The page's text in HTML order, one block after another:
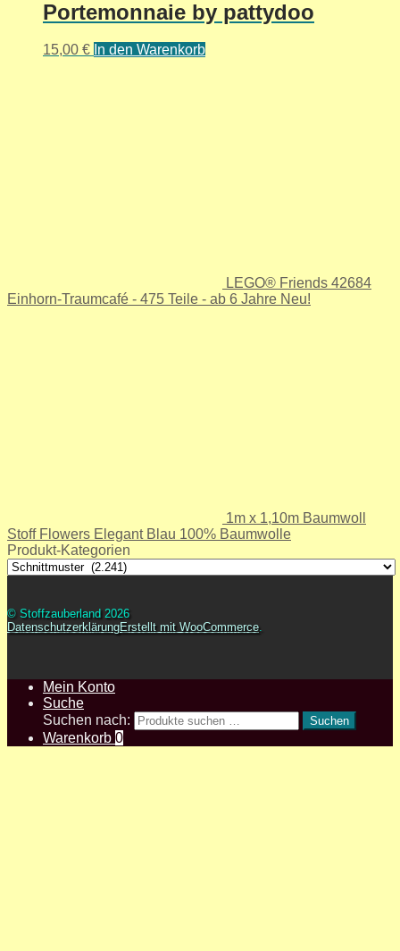
Portemonnaie by pattydoo
15,00 € In den Warenkorb
LEGO® Friends 42684
Einhorn-Traumcafé - 475 Teile - ab 6 Jahre Neu!
1m x 1,10m Baumwoll
Stoff Flowers Elegant Blau 100% Baumwolle
Produkt-Kategorien
© Stoffzauberland 2026
DatenschutzerklärungErstellt mit WooCommerce.
Mein Konto
Suche
Suchen nach:
Suchen
Warenkorb 0